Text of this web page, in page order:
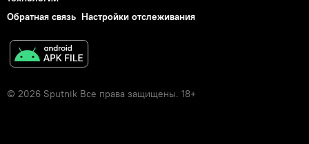
Обратная связь Настройки отслеживания
© 2026 Sputnik Все права защищены. 18+